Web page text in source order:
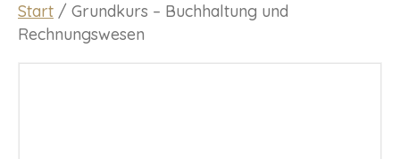
Start / Grundkurs – Buchhaltung und
Rechnungswesen